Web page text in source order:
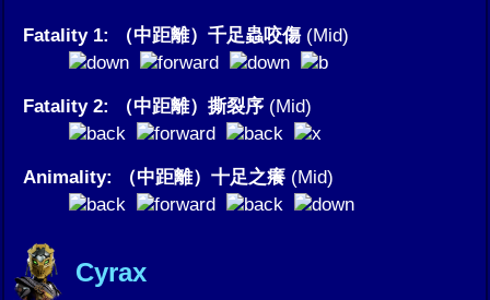
Fatality 1: （中距離）千足蟲咬傷(Mid)
Fatality 2: （中距離）撕裂序 (Mid)
Animality: （中距離）十足之癢 (Mid)
Cyrax